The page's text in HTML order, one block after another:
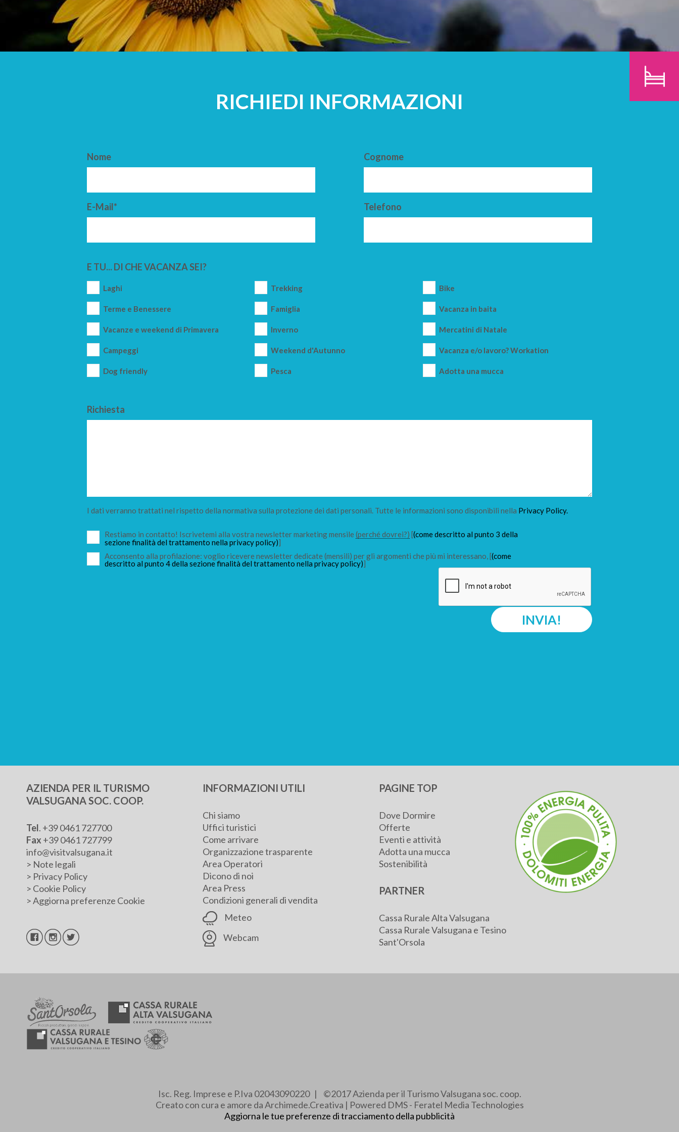
ARRIVO PARTENZA
CERCA
RICHIEDI INFORMAZIONI
Nome Cognome
E-Mail* Telefono
E TU... DI CHE VACANZA SEI?
Laghi Trekking Bike
Terme e Benessere Famiglia Vacanza in baita
Vacanze e weekend di Primavera Inverno Mercatini di Natale
Campeggi Weekend d'Autunno Vacanza e/o lavoro? Workation
Dog friendly Pesca Adotta una mucca
Richiesta
I dati verranno trattati nel rispetto della normativa sulla protezione dei dati personali. Tutte le informazioni sono disponibili nella Privacy Policy.
Restiamo in contatto! Iscrivetemi alla vostra newsletter marketing mensile (perché dovrei?) [(come descritto al punto 3 della
sezione finalità del trattamento nella privacy policy)]
Acconsento alla profilazione: voglio ricevere newsletter dedicate (mensili) per gli argomenti che più mi interessano, [(come
descritto al punto 4 della sezione finalità del trattamento nella privacy policy)]
INVIA!
AZIENDA PER IL TURISMO
VALSUGANA SOC. COOP.
Tel. +39 0461 727700
Fax +39 0461 727799
info@visitvalsugana.it
> Note legali
> Privacy Policy
> Cookie Policy
>Aggiorna preferenze Cookie
INFORMAZIONI UTILI
Chi siamo
Uffici turistici
Come arrivare
Organizzazione trasparente
Area Operatori
Dicono di noi
Area Press
Condizioni generali di vendita
Meteo
Webcam
PAGINE TOP
Dove Dormire
Offerte
Eventi e attività
Adotta una mucca
Sostenibilità
PARTNER
Cassa Rurale Alta Valsugana
Cassa Rurale Valsugana e Tesino
Sant'Orsola
Isc. Reg. Imprese e P.Iva 02043090220 | ©2017 Azienda per il Turismo Valsugana soc. coop.
Creato con cura e amore da Archimede.Creativa | Powered DMS - Feratel Media Technologies
Aggiorna le tue preferenze di tracciamento della pubblicità